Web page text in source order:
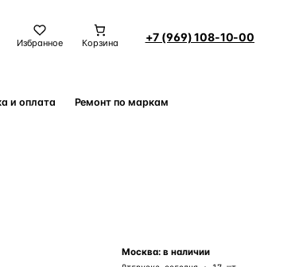
Избранное Корзина +7 (969) 108-10-00
и оплата Ремонт по маркам
Москва: в наличии